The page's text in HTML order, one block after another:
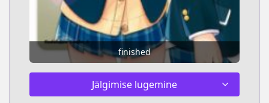
finished
Jälgimise lugemine